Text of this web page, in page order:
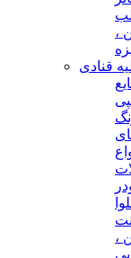
،
قنادی
،